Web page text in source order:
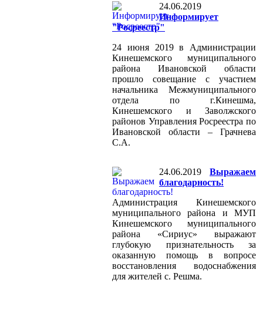
24.06.2019
Информирует
"Росреестр"
24 июня 2019 в Администрации
Кинешемского муниципального
района Ивановской области
прошло совещание с участием
начальника Межмуниципального
отдела по г.Кинешма,
Кинешемского и Заволжского
районов Управления Росреестра по
Ивановской области – Грачнева
С.А.
24.06.2019
Выражаем
благодарность!
Администрация Кинешемского
муниципального района и МУП
Кинешемского муниципального
района «Сириус» выражают
глубокую признательность за
оказанную помощь в вопросе
восстановления водоснабжения
для жителей с. Решма.